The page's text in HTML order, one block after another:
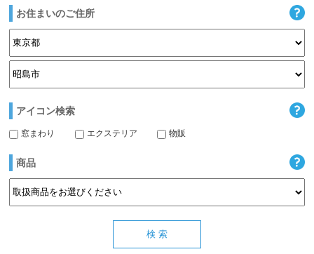
お住まいのご住所
アイコン検索
窓まわり エクステリア 物販
商品